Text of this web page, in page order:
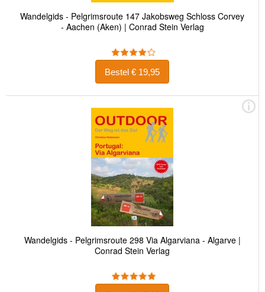
Wandelgids - Pelgrimsroute 147 Jakobsweg Schloss Corvey
- Aachen (Aken) | Conrad Stein Verlag
Bestel € 19,95
Wandelgids - Pelgrimsroute 298 Via Algarviana - Algarve |
Conrad Stein Verlag